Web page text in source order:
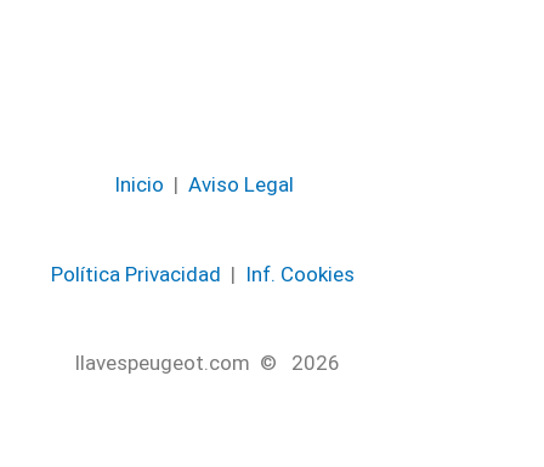
Inicio | Aviso Legal
Política Privacidad | Inf. Cookies
llavespeugeot.com © 2026